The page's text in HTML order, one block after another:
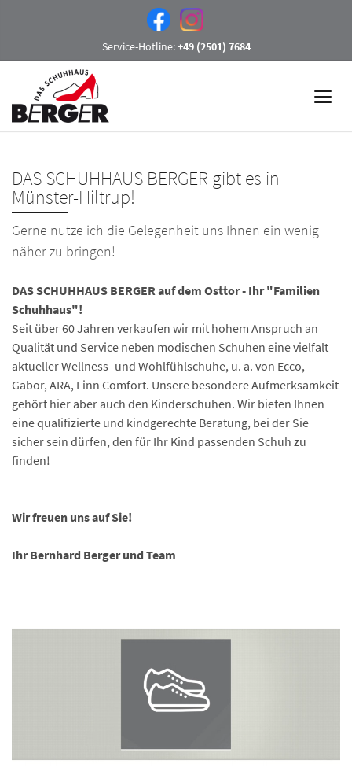
Service-Hotline:+49 (2501) 7684
DAS SCHUHHAUS BERGER gibt es in
Münster-Hiltrup!
Gerne nutze ich die Gelegenheit uns Ihnen ein wenig
näher zu bringen!
DAS SCHUHHAUS BERGER auf dem Osttor - Ihr "Familien
Schuhhaus"!
Seit über 60 Jahren verkaufen wir mit hohem Anspruch an
Qualität und Service neben modischen Schuhen eine vielfalt
aktueller Wellness- und Wohlfühlschuhe, u. a. von Ecco,
Gabor, ARA, Finn Comfort. Unsere besondere Aufmerksamkeit
gehört hier aber auch den Kinderschuhen. Wir bieten Ihnen
eine qualifizierte und kindgerechte Beratung, bei der Sie
sicher sein dürfen, den für Ihr Kind passenden Schuh zu
finden!
Wir freuen uns auf Sie!
Ihr Bernhard Berger und Team